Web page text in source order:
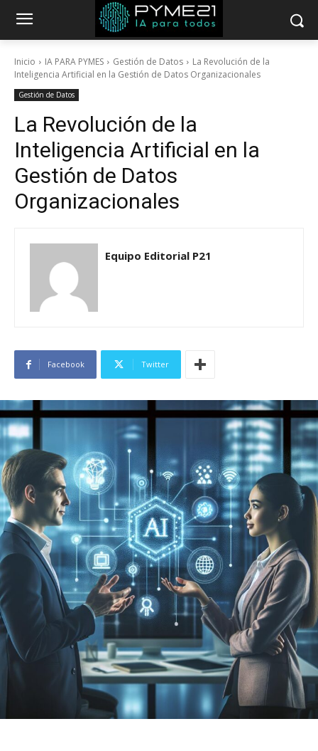
Inicio IA PARA PYMES Gestión de Datos
La Revolución de la
Inteligencia Artificial en la Gestión de Datos Organizacionales
Gestión de Datos
La Revolución de la
Inteligencia Artificial en la
Gestión de Datos
Organizacionales
Equipo Editorial P21
Facebook Twitter